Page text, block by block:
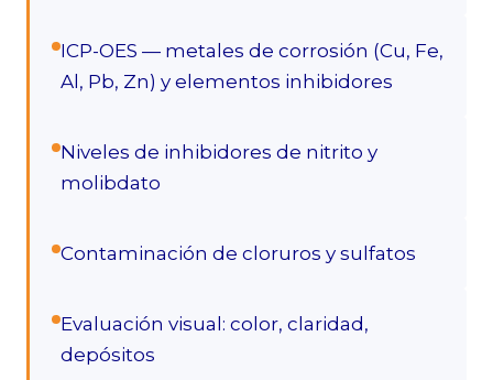
ICP-OES — metales de corrosión (Cu, Fe,
Al, Pb, Zn) y elementos inhibidores
Niveles de inhibidores de nitrito y
molibdato
Contaminación de cloruros y sulfatos
Evaluación visual: color, claridad,
depósitos